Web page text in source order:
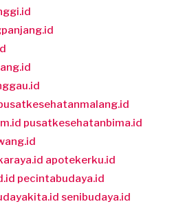
pusatkesehatanbima.id
apotekerku.id
pecintabudaya.id
senibudaya.id